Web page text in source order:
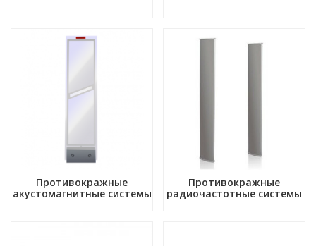
Противокражные
акустомагнитные системы
Противокражные
радиочастотные системы